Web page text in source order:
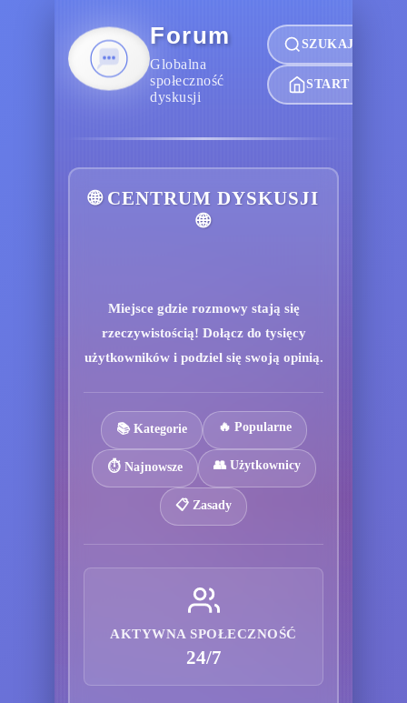
Forum
Globalna
społeczność
dyskusji
SZUKAJ
START
🌐 CENTRUM DYSKUSJI
🌐
Miejsce gdzie rozmowy stają się
rzeczywistością! Dołącz do tysięcy
użytkowników i podziel się swoją opinią.
📚 Kategorie 🔥 Popularne
⏱️ Najnowsze 👥 Użytkownicy
📋 Zasady
AKTYWNA SPOŁECZNOŚĆ
24/7